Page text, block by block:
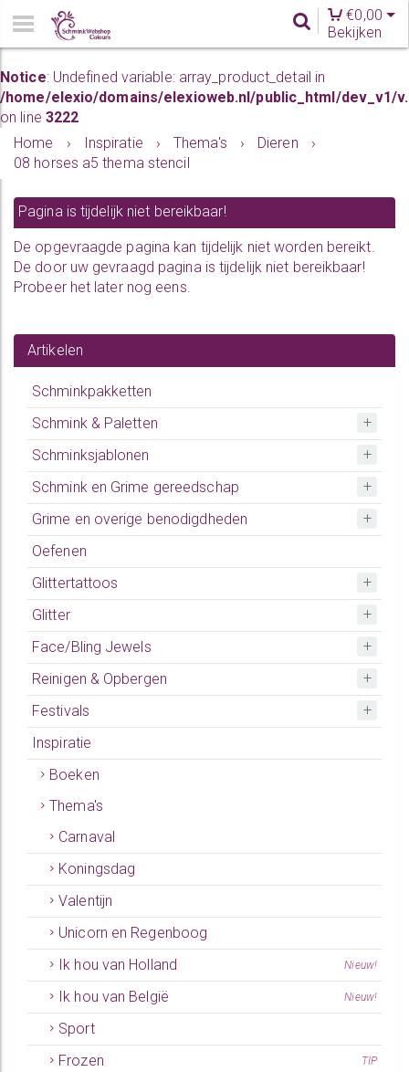
Notice: Undefined variable: array_product_detail in
/home/elexio/domains/elexioweb.nl/public_html/dev_v1/
on line 3222
€0,00
Bekijken
Home › Inspiratie › Thema's › Dieren
›
08 horses a5 thema stencil
Pagina is tijdelijk niet bereikbaar!
De opgevraagde pagina kan tijdelijk niet worden bereikt.
De door uw gevraagd pagina is tijdelijk niet bereikbaar!
Probeer het later nog eens.
Artikelen
Schminkpakketten
Schmink & Paletten
Schminksjablonen
Schmink en Grime gereedschap
Grime en overige benodigdheden
Oefenen
Glittertattoos
Glitter
Face/Bling Jewels
Reinigen & Opbergen
Festivals
Inspiratie
Boeken
Thema's
Carnaval
Koningsdag
Valentijn
Unicorn en Regenboog
Ik hou van Holland
Nieuw!
Ik hou van België Nieuw!
Sport
Frozen
TIP